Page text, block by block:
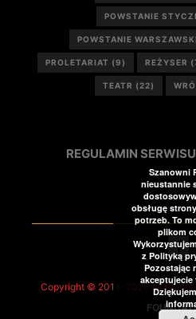
POWSTANIE
POWSTANIE
PROLETARIAT (9) REŻYSER
TEATR (22)
REGULAMIN
Copyright © 2014-2026 All Rights
Szanowni
nieustannie
obsługę
potrzeb. To
plikom
z Polityką
Pozostając
akceptujecie